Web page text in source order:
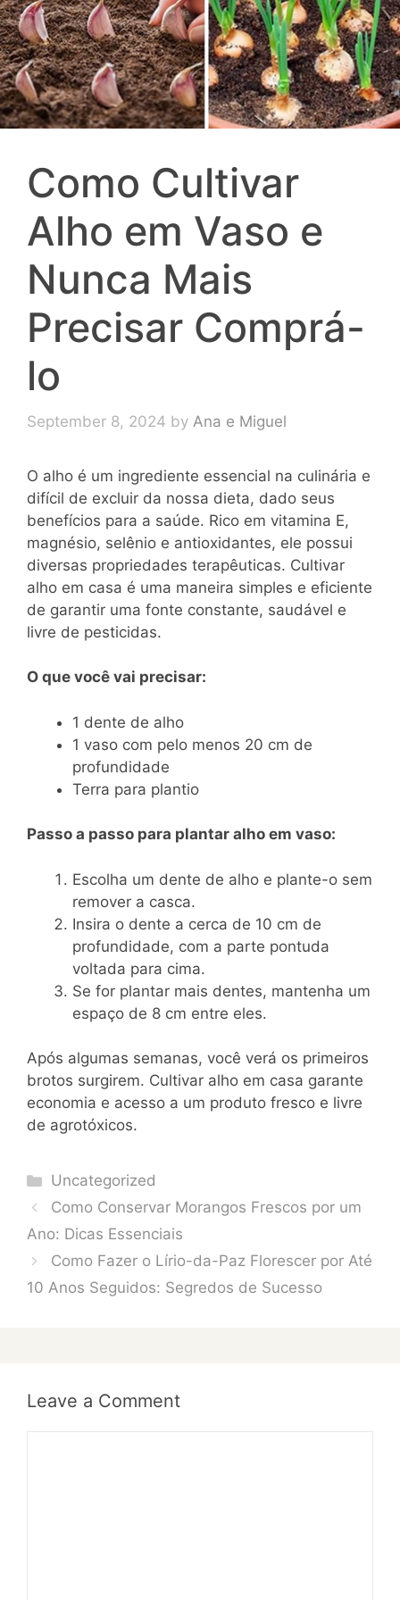
Como Cultivar
Alho em Vaso e
Nunca Mais
Precisar Comprá-
lo
September 8, 2024 by Ana e Miguel
O alho é um ingrediente essencial na culinária e
difícil de excluir da nossa dieta, dado seus
benefícios para a saúde. Rico em vitamina E,
magnésio, selênio e antioxidantes, ele possui
diversas propriedades terapêuticas. Cultivar
alho em casa é uma maneira simples e eficiente
de garantir uma fonte constante, saudável e
livre de pesticidas.
O que você vai precisar:
1 dente de alho
1 vaso com pelo menos 20 cm de
profundidade
Terra para plantio
Passo a passo para plantar alho em vaso:
Escolha um dente de alho e plante-o sem
remover a casca.
Insira o dente a cerca de 10 cm de
profundidade, com a parte pontuda
voltada para cima.
Se for plantar mais dentes, mantenha um
espaço de 8 cm entre eles.
Após algumas semanas, você verá os primeiros
brotos surgirem. Cultivar alho em casa garante
economia e acesso a um produto fresco e livre
de agrotóxicos.
Categories
Uncategorized
Como Conservar Morangos Frescos por um
Ano: Dicas Essenciais
Como Fazer o Lírio-da-Paz Florescer por Até
10 Anos Seguidos: Segredos de Sucesso
Leave a Comment